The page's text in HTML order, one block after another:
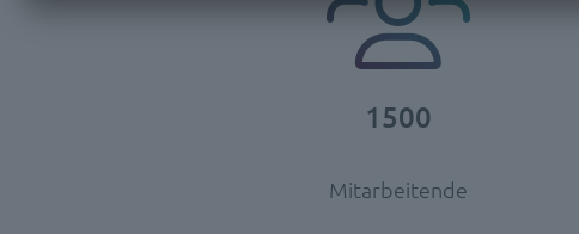
1500
Mitarbeitende